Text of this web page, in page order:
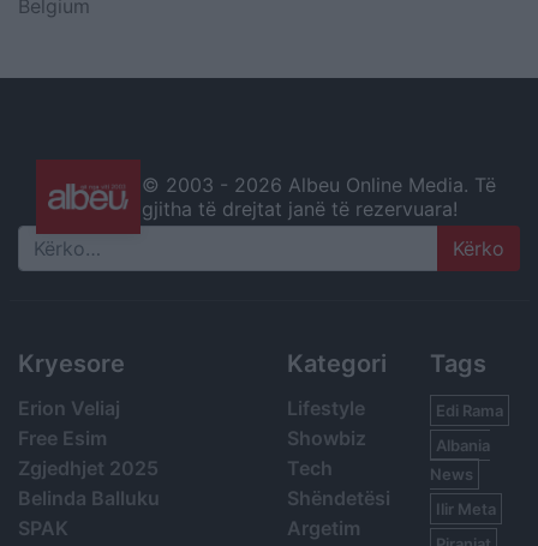
Belgium
© 2003 - 2026 Albeu Online Media. Të
gjitha të drejtat janë të rezervuara!
Search
Kryesore
Erion Veliaj
Free Esim
Zgjedhjet 2025
Belinda Balluku
SPAK
Kategori
Lifestyle
Showbiz
Tech
Shëndetësi
Argetim
Tags
Edi Rama
Albania
News
Ilir Meta